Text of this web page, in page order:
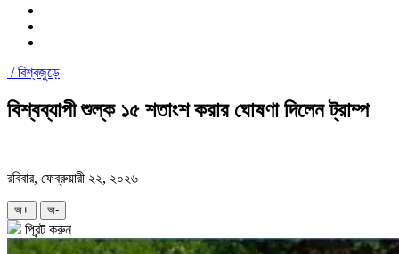
/বিশ্বজুড়ে
বিশ্বব্যাপী শুল্ক ১৫ শতাংশ করার ঘোষণা দিলেন ট্রাম্প
রবিবার, ফেব্রুয়ারী ২২, ২০২৬
অ+ অ-
প্রিন্ট করুন